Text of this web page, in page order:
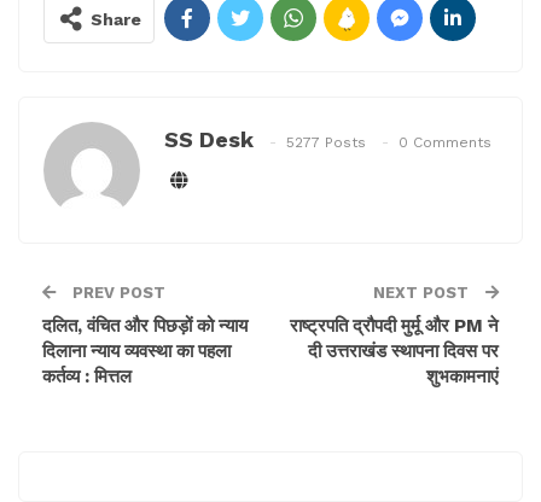
Share
SS Desk 5277 Posts 0 Comments
PREV POST
दलित, वंचित और पिछड़ों को न्याय
दिलाना न्याय व्यवस्था का पहला
कर्तव्य : मित्तल
NEXT POST
राष्ट्रपति द्रौपदी मुर्मू और PM ने
दी उत्तराखंड स्थापना दिवस पर
शुभकामनाएं